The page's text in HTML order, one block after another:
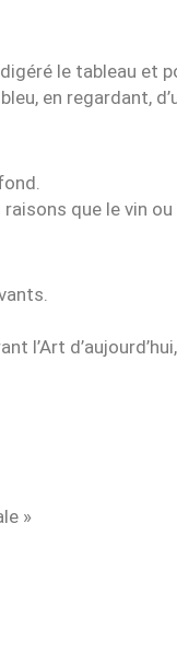
le tableau et
en regardant,
que le vin ou
l’Art
»